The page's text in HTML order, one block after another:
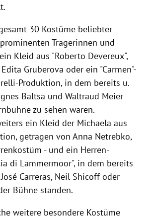
30 Kostüme beliebter
Trägerinnen und
Kleid aus "Roberto Devereux",
Gruberova oder ein "Carmen"-
Produktion, in dem bereits u.
Baltsa und Waltraud Meier
zu sehen waren.
ein Kleid der Michaela aus
getragen von Anna Netrebko,
- und ein Herren-
di Lammermoor", in dem bereits
Carreras, Neil Shicoff oder
Bühne standen.
weitere besondere Kostüme